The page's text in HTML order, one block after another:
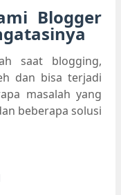
Blogger
saat blogging,
dan bisa terjadi
masalah yang
beberapa solusi